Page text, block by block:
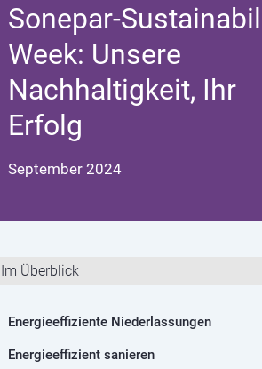
Sonepar-
Week: Unsere
Nachhaltigkeit, Ihr
Erfolg
September 2024
Im Überblick
Energieeffiziente Niederlassungen
Energieeffizient sanieren